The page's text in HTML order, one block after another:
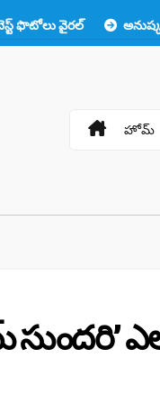
అనుష్క ‘కథనార్’
హోమ్